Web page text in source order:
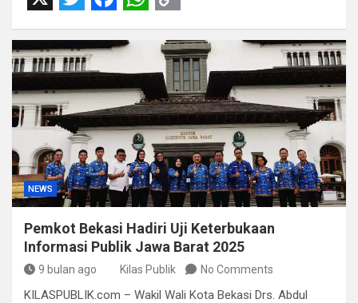
X T
w
i
t
t
e
r
F
a
c
e
b
o
o
k
W
h
a
t
s
A
p
p
C
o
p
y
L
i
n
k
NEWS
Pemkot Bekasi Hadiri Uji Keterbukaan
Informasi Publik Jawa Barat 2025
9 bulan ago Kilas Publik No Comments
KILASPUBLIK.com – Wakil Wali Kota Bekasi Drs. Abdul